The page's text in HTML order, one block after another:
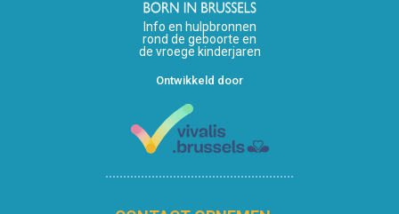
Info en hulpbronnen
rond de geboorte en
de vroege kinderjaren
Ontwikkeld door